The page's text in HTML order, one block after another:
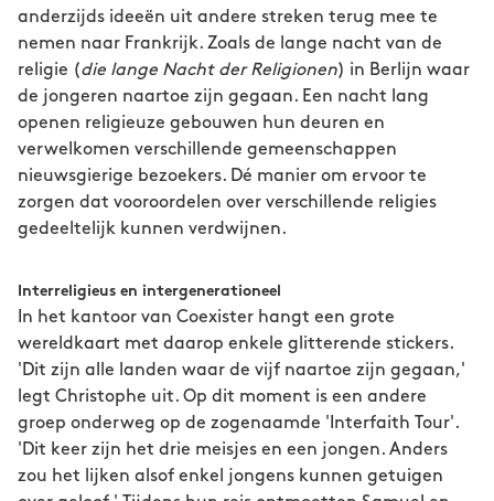
anderzijds ideeën uit andere streken terug mee te
nemen naar Frankrijk. Zoals de lange nacht van de
religie (die lange Nacht der Religionen) in Berlijn waar
de jongeren naartoe zijn gegaan. Een nacht lang
openen religieuze gebouwen hun deuren en
verwelkomen verschillende gemeenschappen
nieuwsgierige bezoekers. Dé manier om ervoor te
zorgen dat vooroordelen over verschillende religies
gedeeltelijk kunnen verdwijnen.
Interreligieus en intergenerationeel
In het kantoor van Coexister hangt een grote
wereldkaart met daarop enkele glitterende stickers.
'Dit zijn alle landen waar de vijf naartoe zijn gegaan,'
legt Christophe uit. Op dit moment is een andere
groep onderweg op de zogenaamde 'Interfaith Tour'.
'Dit keer zijn het drie meisjes en een jongen. Anders
zou het lijken alsof enkel jongens kunnen getuigen